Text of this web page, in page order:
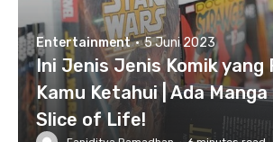
Entertainment · 5 Juni 2023
Ini Jenis Jenis Komik yang
Kamu Ketahui | Ada
Slice of Life!